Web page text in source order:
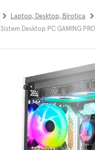
Laptop, Desktop, Birotica
Sistem Desktop PC GAMING